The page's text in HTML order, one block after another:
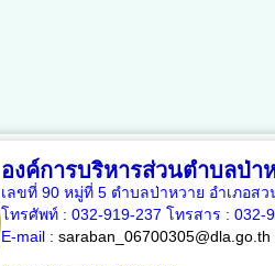
องค์การบริหารส่วนตำบลป่า
เลขที่ 90 หมู่ที่ 5 ตำบลป่าหวาย อำเภอส
โทรศัพท์ : 032-919-237 โทรสาร : 032-
E-mail : saraban_06700305@dla.go.th